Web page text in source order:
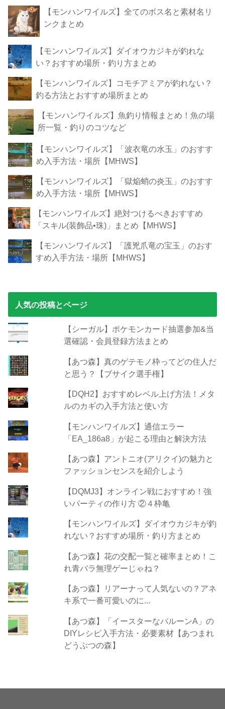
【モンハンワイルズ】全てのボス名と素材名リ
ンクまとめ
【モンハンワイルズ】ダイオウカジキが釣れな
い？おすすめ場所・釣り方まとめ
【モンハンワイルズ】コモチアミアが釣れない？
釣る方法とおすすめ場所まとめ
【モンハンワイルズ】魚釣り情報まとめ！魚の場
所一覧・釣りのコツなど
【モンハンワイルズ】「波衣竜の水玉」のおすす
め入手方法・場所【MHWS】
【モンハンワイルズ】「獄焔蛸の炎玉」のおすす
め入手方法・場所【MHWS】
【モンハンワイルズ】絶対つけるべきおすすめ
「スキル(装飾品•珠)」まとめ【MHWS】
【モンハンワイルズ】「護兇爪竜の宝玉」のおす
すめ入手方法・場所【MHWS】
人気の投稿とページ
【シーガル】ポケモンカード抽選参加&当
選確認・会員登録方法まとめ
【あつ森】真のゲテモノ枠ってどの住人だ
と思う？【ブサイク選手権】
【DQH2】おすすめレベル上げ方法！メタ
ルのカギの入手方法と使い方
【モンハンワイルズ】通信エラー
「EA_186a8」が起こる理由と解決方法
【あつ森】アントニオ(アリクイ)の魅力と
ファッションセンスを紹介しよう
【DQMJ3】オンライン戦におすすめ！強
いパーティの作り方 ②４枠亀
【モンハンワイルズ】ダイオウカジキが釣
れない？おすすめ場所・釣り方まとめ
【あつ森】花の交配一覧と確率まとめ！こ
れ青バラ無理ゲーじゃね？
【あつ森】リアーナって人気ないの？アネ
キ系で一番可愛いのに...
【あつ森】「イースターなバルーンA」の
DIYレシピ入手方法・必要素材【あつまれ
どうぶつの森】